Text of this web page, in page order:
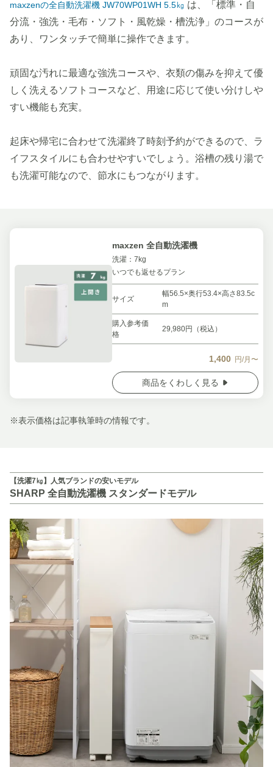
maxzenの全自動洗濯機 JW70WP01WH 5.5㎏ は、「標準・自
分流・強洗・毛布・ソフト・風乾燥・槽洗浄」のコースが
あり、ワンタッチで簡単に操作できます。
頑固な汚れに最適な強洗コースや、衣類の傷みを抑えて優
しく洗えるソフトコースなど、用途に応じて使い分けしや
すい機能も充実。
起床や帰宅に合わせて洗濯終了時刻予約ができるので、ラ
イフスタイルにも合わせやすいでしょう。浴槽の残り湯で
も洗濯可能なので、節水にもつながります。
maxzen 全自動洗濯機
洗濯：7kg
いつでも返せるプラン
サイズ
幅56.5×奥行53.4×高さ83.5c
m
購入参考価
格
29,980円（税込）
1,400 円/月〜
商品をくわしく見る
※表示価格は記事執筆時の情報です。
【洗濯7㎏】人気ブランドの安いモデル
SHARP 全自動洗濯機 スタンダードモデル